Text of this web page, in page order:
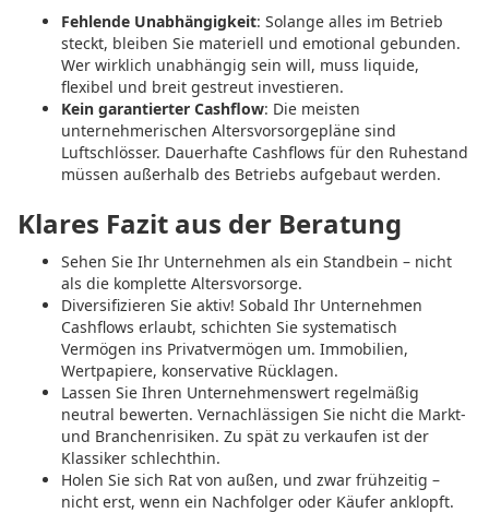
Fehlende Unabhängigkeit: Solange alles im Betrieb
steckt, bleiben Sie materiell und emotional gebunden.
Wer wirklich unabhängig sein will, muss liquide,
flexibel und breit gestreut investieren.
Kein garantierter Cashflow: Die meisten
unternehmerischen Altersvorsorgepläne sind
Luftschlösser. Dauerhafte Cashflows für den Ruhestand
müssen außerhalb des Betriebs aufgebaut werden.
Klares Fazit aus der Beratung
Sehen Sie Ihr Unternehmen als ein Standbein – nicht
als die komplette Altersvorsorge.
Diversifizieren Sie aktiv! Sobald Ihr Unternehmen
Cashflows erlaubt, schichten Sie systematisch
Vermögen ins Privatvermögen um. Immobilien,
Wertpapiere, konservative Rücklagen.
Lassen Sie Ihren Unternehmenswert regelmäßig
neutral bewerten. Vernachlässigen Sie nicht die Markt-
und Branchenrisiken. Zu spät zu verkaufen ist der
Klassiker schlechthin.
Holen Sie sich Rat von außen, und zwar frühzeitig –
nicht erst, wenn ein Nachfolger oder Käufer anklopft.